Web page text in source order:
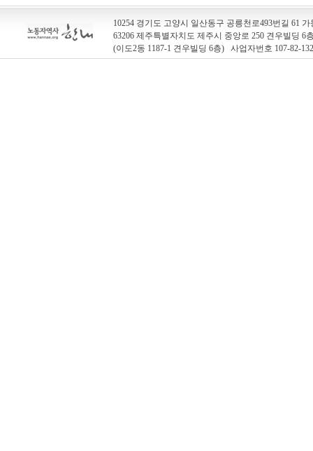
10254 경기도 고양시 일산동구 공릉천로493번길 61
63206 제주특별자치도 제주시 중앙로 250 견우빌딩 6
(이도2동 1187-1 견우빌딩 6층) 사업자번호 107-82-